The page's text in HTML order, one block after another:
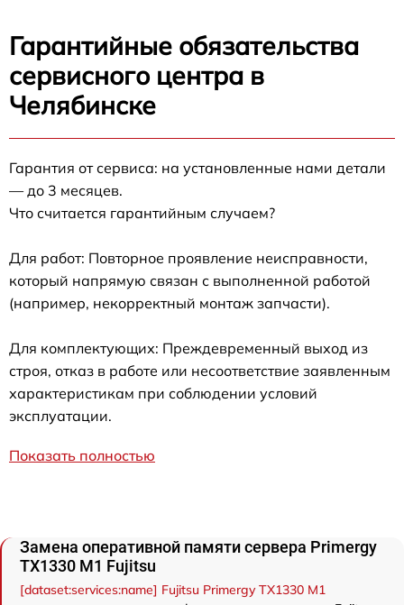
Гарантийные обязательства
сервисного центра в
Челябинске
Гарантия от сервиса: на установленные нами детали
— до 3 месяцев.
Что считается гарантийным случаем?
Для работ: Повторное проявление неисправности,
который напрямую связан с выполненной работой
(например, некорректный монтаж запчасти).
Для комплектующих: Преждевременный выход из
строя, отказ в работе или несоответствие заявленным
характеристикам при соблюдении условий
эксплуатации.
Показать полностью
Замена оперативной памяти сервера Primergy
TX1330 M1 Fujitsu
[dataset:services:name] Fujitsu Primergy TX1330 M1